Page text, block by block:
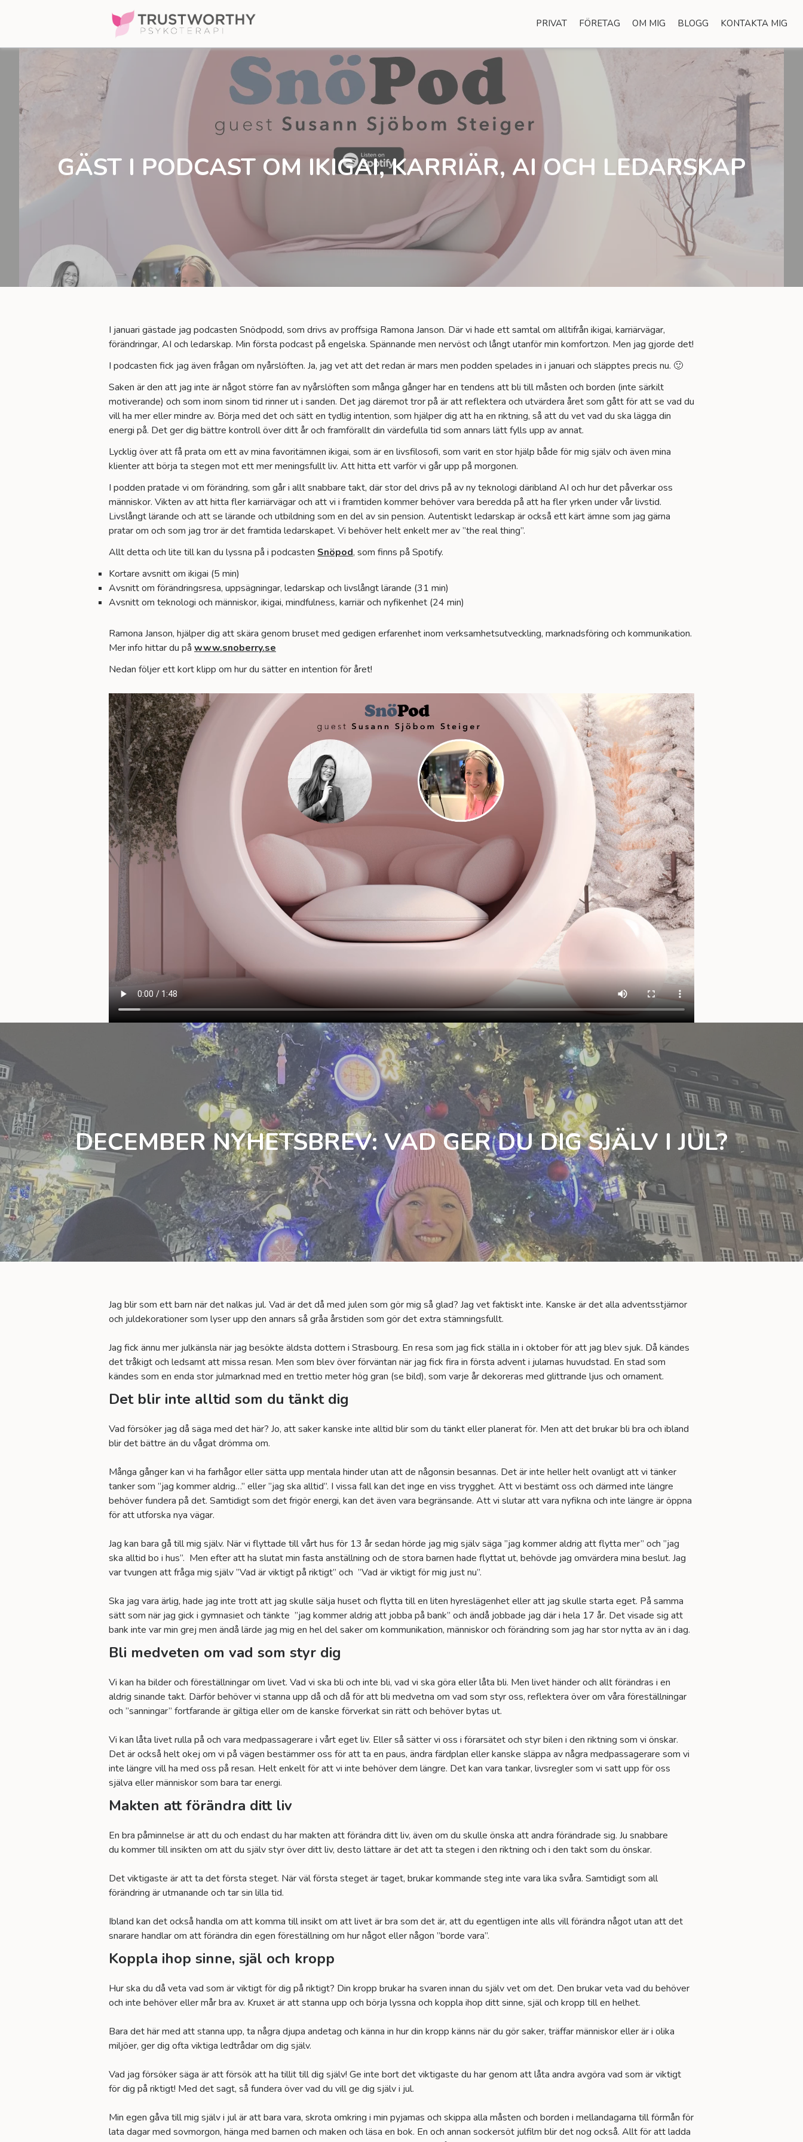
PRIVAT FÖRETAG OM MIG BLOGG KONTAKTA MIG
GÄST I PODCAST OM IKIGAI, KARRIÄR, AI OCH LEDARSKAP
I januari gästade jag podcasten Snödpodd, som drivs av proffsiga Ramona Janson. Där vi hade ett samtal om alltifrån ikigai, karriärvägar,
förändringar, AI och ledarskap. Min första podcast på engelska. Spännande men nervöst och långt utanför min komfortzon. Men jag gjorde det!
I podcasten fick jag även frågan om nyårslöften. Ja, jag vet att det redan är mars men podden spelades in i januari och släpptes precis nu. 🙂
Saken är den att jag inte är något större fan av nyårslöften som många gånger har en tendens att bli till måsten och borden (inte särkilt
motiverande) och som inom sinom tid rinner ut i sanden. Det jag däremot tror på är att reflektera och utvärdera året som gått för att se vad du
vill ha mer eller mindre av. Börja med det och sätt en tydlig intention, som hjälper dig att ha en riktning, så att du vet vad du ska lägga din
energi på. Det ger dig bättre kontroll över ditt år och framförallt din värdefulla tid som annars lätt fylls upp av annat.
Lycklig över att få prata om ett av mina favoritämnen ikigai, som är en livsfilosofi, som varit en stor hjälp både för mig själv och även mina
klienter att börja ta stegen mot ett mer meningsfullt liv. Att hitta ett varför vi går upp på morgonen.
I podden pratade vi om förändring, som går i allt snabbare takt, där stor del drivs på av ny teknologi däribland AI och hur det påverkar oss
människor. Vikten av att hitta fler karriärvägar och att vi i framtiden kommer behöver vara beredda på att ha fler yrken under vår livstid.
Livslångt lärande och att se lärande och utbildning som en del av sin pension. Autentiskt ledarskap är också ett kärt ämne som jag gärna
pratar om och som jag tror är det framtida ledarskapet. Vi behöver helt enkelt mer av ”the real thing”.
Allt detta och lite till kan du lyssna på i podcasten Snöpod, som finns på Spotify.
Kortare avsnitt om ikigai (5 min)
Avsnitt om förändringsresa, uppsägningar, ledarskap och livslångt lärande (31 min)
Avsnitt om teknologi och människor, ikigai, mindfulness, karriär och nyfikenhet (24 min)
Ramona Janson, hjälper dig att skära genom bruset med gedigen erfarenhet inom verksamhetsutveckling, marknadsföring och kommunikation.
Mer info hittar du på www.snoberry.se
Nedan följer ett kort klipp om hur du sätter en intention för året!
DECEMBER NYHETSBREV: VAD GER DU DIG SJÄLV I JUL?
Jag blir som ett barn när det nalkas jul. Vad är det då med julen som gör mig så glad? Jag vet faktiskt inte. Kanske är det alla adventsstjärnor
och juldekorationer som lyser upp den annars så gråa årstiden som gör det extra stämningsfullt.
Jag fick ännu mer julkänsla när jag besökte äldsta dottern i Strasbourg. En resa som jag fick ställa in i oktober för att jag blev sjuk. Då kändes
det tråkigt och ledsamt att missa resan. Men som blev över förväntan när jag fick fira in första advent i jularnas huvudstad. En stad som
kändes som en enda stor julmarknad med en trettio meter hög gran (se bild), som varje år dekoreras med glittrande ljus och ornament.
Det blir inte alltid som du tänkt dig
Vad försöker jag då säga med det här? Jo, att saker kanske inte alltid blir som du tänkt eller planerat för. Men att det brukar bli bra och ibland
blir det bättre än du vågat drömma om.
Många gånger kan vi ha farhågor eller sätta upp mentala hinder utan att de någonsin besannas. Det är inte heller helt ovanligt att vi tänker
tanker som ”jag kommer aldrig…” eller ”jag ska alltid”. I vissa fall kan det inge en viss trygghet. Att vi bestämt oss och därmed inte längre
behöver fundera på det. Samtidigt som det frigör energi, kan det även vara begränsande. Att vi slutar att vara nyfikna och inte längre är öppna
för att utforska nya vägar.
Jag kan bara gå till mig själv. När vi flyttade till vårt hus för 13 år sedan hörde jag mig själv säga ”jag kommer aldrig att flytta mer” och ”jag
ska alltid bo i hus”. Men efter att ha slutat min fasta anställning och de stora barnen hade flyttat ut, behövde jag omvärdera mina beslut. Jag
var tvungen att fråga mig själv ”Vad är viktigt på riktigt” och ”Vad är viktigt för mig just nu”.
Ska jag vara ärlig, hade jag inte trott att jag skulle sälja huset och flytta till en liten hyreslägenhet eller att jag skulle starta eget. På samma
sätt som när jag gick i gymnasiet och tänkte ”jag kommer aldrig att jobba på bank” och ändå jobbade jag där i hela 17 år. Det visade sig att
bank inte var min grej men ändå lärde jag mig en hel del saker om kommunikation, människor och förändring som jag har stor nytta av än i dag.
Bli medveten om vad som styr dig
Vi kan ha bilder och föreställningar om livet. Vad vi ska bli och inte bli, vad vi ska göra eller låta bli. Men livet händer och allt förändras i en
aldrig sinande takt. Därför behöver vi stanna upp då och då för att bli medvetna om vad som styr oss, reflektera över om våra föreställningar
och ”sanningar” fortfarande är giltiga eller om de kanske förverkat sin rätt och behöver bytas ut.
Vi kan låta livet rulla på och vara medpassagerare i vårt eget liv. Eller så sätter vi oss i förarsätet och styr bilen i den riktning som vi önskar.
Det är också helt okej om vi på vägen bestämmer oss för att ta en paus, ändra färdplan eller kanske släppa av några medpassagerare som vi
inte längre vill ha med oss på resan. Helt enkelt för att vi inte behöver dem längre. Det kan vara tankar, livsregler som vi satt upp för oss
själva eller människor som bara tar energi.
Makten att förändra ditt liv
En bra påminnelse är att du och endast du har makten att förändra ditt liv, även om du skulle önska att andra förändrade sig. Ju snabbare
du kommer till insikten om att du själv styr över ditt liv, desto lättare är det att ta stegen i den riktning och i den takt som du önskar.
Det viktigaste är att ta det första steget. När väl första steget är taget, brukar kommande steg inte vara lika svåra. Samtidigt som all
förändring är utmanande och tar sin lilla tid.
Ibland kan det också handla om att komma till insikt om att livet är bra som det är, att du egentligen inte alls vill förändra något utan att det
snarare handlar om att förändra din egen föreställning om hur något eller någon ”borde vara”.
Koppla ihop sinne, själ och kropp
Hur ska du då veta vad som är viktigt för dig på riktigt? Din kropp brukar ha svaren innan du själv vet om det. Den brukar veta vad du behöver
och inte behöver eller mår bra av. Kruxet är att stanna upp och börja lyssna och koppla ihop ditt sinne, själ och kropp till en helhet.
Bara det här med att stanna upp, ta några djupa andetag och känna in hur din kropp känns när du gör saker, träffar människor eller är i olika
miljöer, ger dig ofta viktiga ledtrådar om dig själv.
Vad jag försöker säga är att försök att ha tillit till dig själv! Ge inte bort det viktigaste du har genom att låta andra avgöra vad som är viktigt
för dig på riktigt! Med det sagt, så fundera över vad du vill ge dig själv i jul.
Min egen gåva till mig själv i jul är att bara vara, skrota omkring i min pyjamas och skippa alla måsten och borden i mellandagarna till förmån för
lata dagar med sovmorgon, hänga med barnen och maken och läsa en bok. En och annan sockersöt julfilm blir det nog också. Allt för att ladda